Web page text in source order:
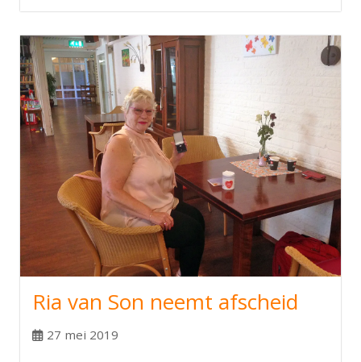
Ria van Son neemt afscheid
27 mei 2019